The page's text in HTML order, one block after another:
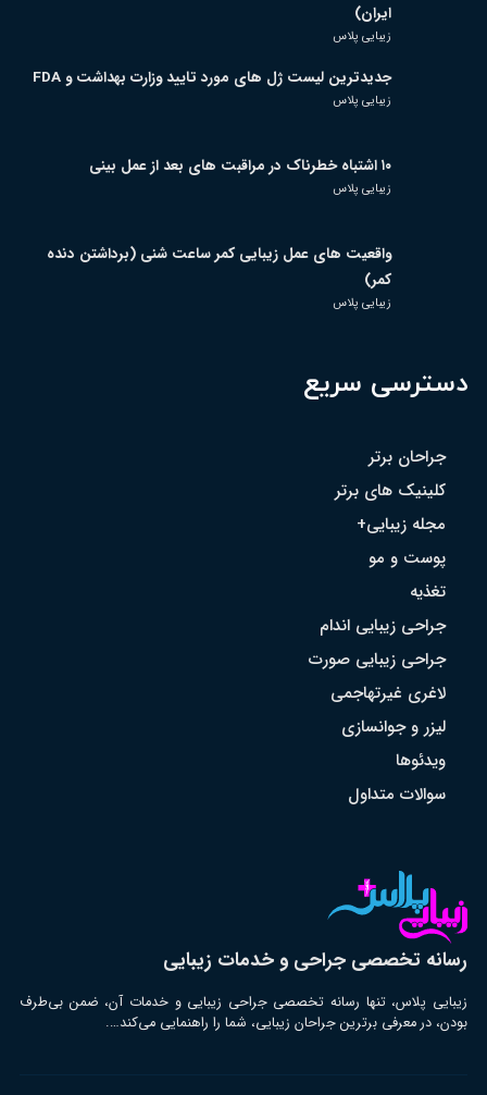
ایران)
زیبایی پلاس
جدیدترین لیست ژل های مورد تایید وزارت بهداشت و FDA
زیبایی پلاس
۱۰ اشتباه خطرناک در مراقبت های بعد از عمل بینی
زیبایی پلاس
واقعیت های عمل زیبایی کمر ساعت شنی (برداشتن دنده
کمر)
زیبایی پلاس
دسترسی سریع
جراحان برتر
کلینیک های برتر
مجله زیبایی+
پوست و مو
تغذیه
جراحی زیبایی اندام
جراحی زیبایی صورت
لاغری غیرتهاجمی
لیزر و جوانسازی
ویدئوها
سوالات متداول
رسانه تخصصی جراحی و خدمات زیبایی
زیبایی پلاس، تنها رسانه تخصصی جراحی زیبایی و خدمات آن، ضمن بی‌طرف
بودن، در معرفی برترین جراحان زیبایی، شما را راهنمایی می‌کند….